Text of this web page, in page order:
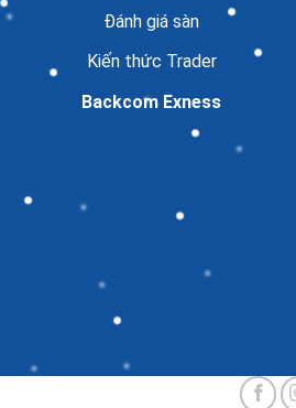
Đánh giá sàn
Kiến thức Trader
Backcom Exness